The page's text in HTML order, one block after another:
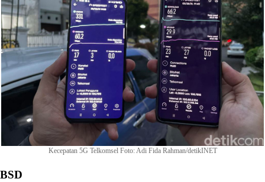
Kecepatan 5G Telkomsel Foto: Adi Fida Rahman/detikINET
BSD